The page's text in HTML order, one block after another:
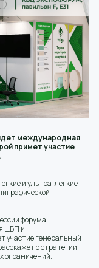
международная
примет участие
и ультра-легкие
форума
ЦБП и
участие генеральный
о стратегии
ограничений.